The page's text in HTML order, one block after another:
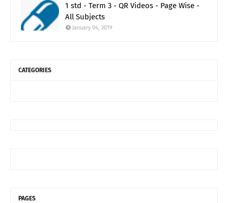
1 std - Term 3 - QR Videos - Page Wise -
All Subjects
January 04, 2019
CATEGORIES
PAGES